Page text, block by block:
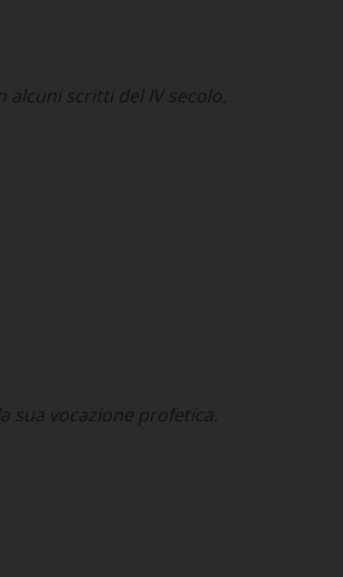
alcuni scritti del IV secolo.
sua vocazione profetica.